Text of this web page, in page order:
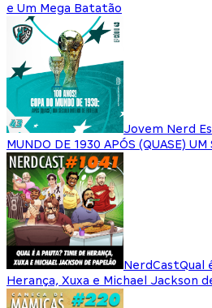
e Um Mega Batatão
Jovem Nerd
MUNDO DE 1930 APÓS (QUASE)
NerdCastQual
Herança, Xuxa e Michael Jackson